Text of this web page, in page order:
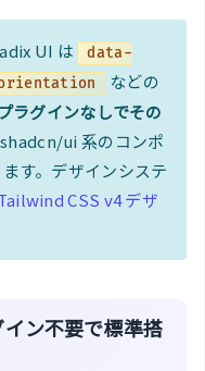
UI は data-
などの
プラグインなしでその
ui 系のコンポ
す。デザインシステ
CSS v4 デザ
ン不要で標準搭